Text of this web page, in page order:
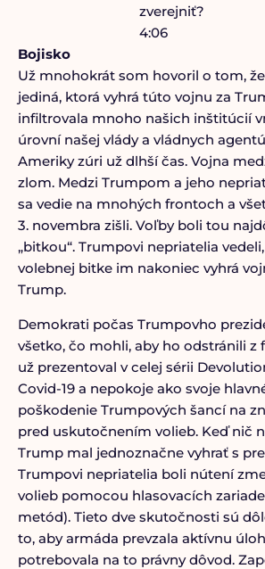
zverejniť?
4:06
Bojisko
Už mnohokrát som hovoril o tom,
jediná, ktorá vyhrá túto vojnu za
infiltrovala mnoho našich inštitúcií
úrovní našej vlády a vládnych
Ameriky zúri už dlhší čas. Vojna
zlom. Medzi Trumpom a jeho
sa vedie na mnohých frontoch a
3. novembra zišli. Voľby boli tou
„bitkou“. Trumpovi nepriatelia
volebnej bitke im nakoniec vyhrá
Trump.
Demokrati počas Trumpovho
všetko, čo mohli, aby ho odstránili z
už prezentoval v celej sérii
Covid-19 a nepokoje ako svoje
poškodenie Trumpových šancí na
pred uskutočnením volieb. Keď nič
Trump mal jednoznačne vyhrať s
Trumpovi nepriatelia boli nútení
volieb pomocou hlasovacích
metód). Tieto dve skutočnosti sú
to, aby armáda prevzala aktívnu
potrebovala na to právny dôvod.